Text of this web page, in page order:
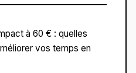
à 60 € : quelles
vos temps en